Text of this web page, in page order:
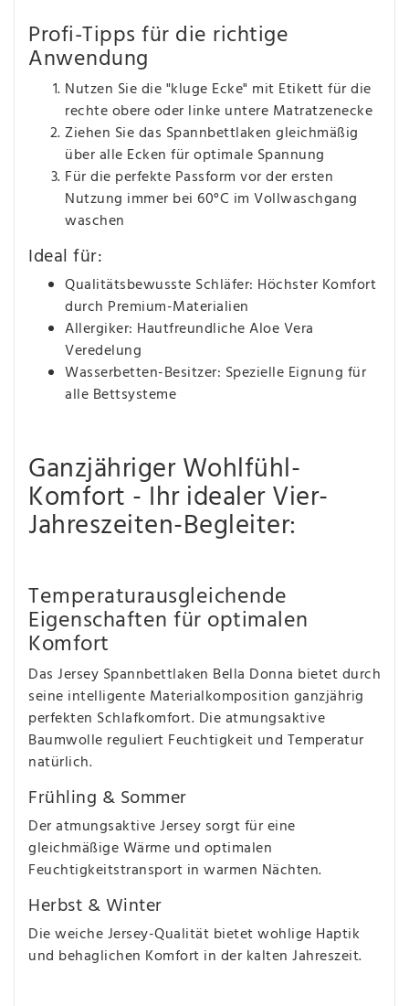
Profi-Tipps für die richtige
Anwendung
Nutzen Sie die "kluge Ecke" mit Etikett für die
rechte obere oder linke untere Matratzenecke
Ziehen Sie das Spannbettlaken gleichmäßig
über alle Ecken für optimale Spannung
Für die perfekte Passform vor der ersten
Nutzung immer bei 60°C im Vollwaschgang
waschen
Ideal für:
Qualitätsbewusste Schläfer: Höchster Komfort
durch Premium-Materialien
Allergiker: Hautfreundliche Aloe Vera
Veredelung
Wasserbetten-Besitzer: Spezielle Eignung für
alle Bettsysteme
Ganzjähriger Wohlfühl-
Komfort - Ihr idealer Vier-
Jahreszeiten-Begleiter:
Temperaturausgleichende
Eigenschaften für optimalen
Komfort
Das Jersey Spannbettlaken Bella Donna bietet durch
seine intelligente Materialkomposition ganzjährig
perfekten Schlafkomfort. Die atmungsaktive
Baumwolle reguliert Feuchtigkeit und Temperatur
natürlich.
Frühling & Sommer
Der atmungsaktive Jersey sorgt für eine
gleichmäßige Wärme und optimalen
Feuchtigkeitstransport in warmen Nächten.
Herbst & Winter
Die weiche Jersey-Qualität bietet wohlige Haptik
und behaglichen Komfort in der kalten Jahreszeit.